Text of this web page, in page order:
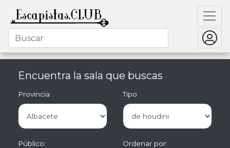
Encuentra la sala que buscas
Provincia Tipo
Público: Ordenar por: